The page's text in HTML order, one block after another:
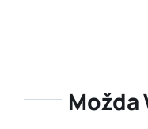
Možda